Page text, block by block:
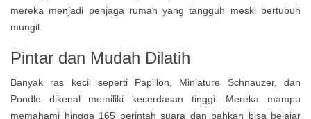
mereka menjadi penjaga rumah yang tangguh meski bertubuh
mungil.
Pintar dan Mudah Dilatih
Banyak ras kecil seperti Papillon, Miniature Schnauzer, dan
Poodle dikenal memiliki kecerdasan tinggi. Mereka mampu
memahami hingga 165 perintah suara dan bahkan bisa belajar